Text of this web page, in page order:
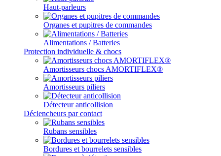
Haut-parleurs
Organes et pupitres de commandes
Alimentations / Batteries
Protection individuelle & chocs
Amortisseurs chocs AMORTIFLEX®
Amortisseurs piliers
Détecteur anticollision
Déclencheurs par contact
Rubans sensibles
Bordures et bourrelets sensibles